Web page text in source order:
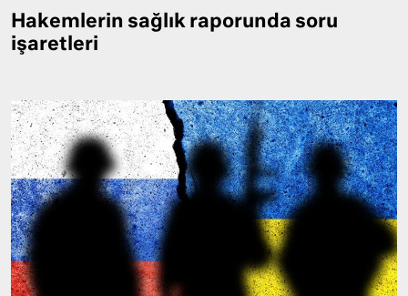
Hakemlerin sağlık raporunda soru
işaretleri